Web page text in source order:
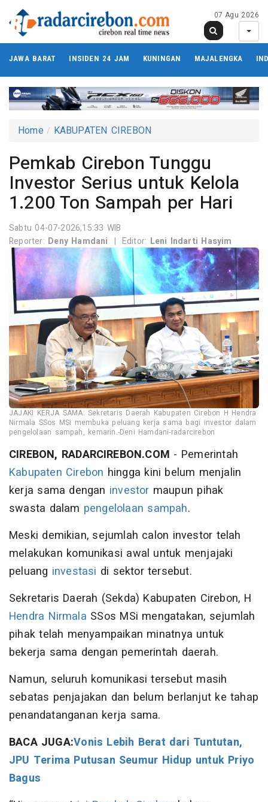
07 Agu 2026
JAWA BARAT INSIDEN 24 JAM KUNINGAN MAJALENGKA
Home KABUPATEN CIREBON
Pemkab Cirebon Tunggu
Investor Serius untuk Kelola
1.200 Ton Sampah per Hari
Sabtu 04-07-2026,15:33 WIB
Reporter: Deny Hamdani | Editor: Leni Indarti Hasyim
JAJAKI KERJA SAMA: Sekretaris Daerah Kabupaten Cirebon H Hendra
Nirmala SSos MSi membuka peluang kerja sama bagi investor dalam
pengelolaan sampah, kemarin.-Deni Hamdani-radarcirebon
CIREBON, RADARCIREBON.COM - Pemerintah
Kabupaten Cirebon hingga kini belum menjalin
kerja sama dengan investor maupun pihak
swasta dalam pengelolaan sampah.
Meski demikian, sejumlah calon investor telah
melakukan komunikasi awal untuk menjajaki
peluang investasi di sektor tersebut.
Sekretaris Daerah (Sekda) Kabupaten Cirebon, H
Hendra Nirmala SSos MSi mengatakan, sejumlah
pihak telah menyampaikan minatnya untuk
bekerja sama dengan pemerintah daerah.
Namun, seluruh komunikasi tersebut masih
sebatas penjajakan dan belum berlanjut ke tahap
penandatanganan kerja sama.
BACA JUGA:Vonis Lebih Berat dari Tuntutan,
JPU Terima Putusan Seumur Hidup untuk Priyo
Bagus